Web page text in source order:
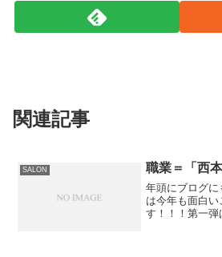
関連記事
SALON 職業＝「西本
年頭にブログ
は今年も面白
す！！！第一弾